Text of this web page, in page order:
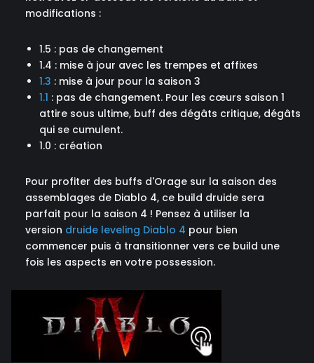
modifications :
1.5 : pas de changement
1.4 : mise à jour avec les trempes et affixes
1.3 : mise à jour pour la saison 3
1.1 : pas de changement. Pour les cœurs saison 1
attire sous ultime, buff des dégâts critique, dégâts
qui se cumulent.
1.0 : création
Pour profiter des buffs d'Orage sur la saison des
assemblages de Diablo 4, ce build druide sera
parfait pour la saison 4 ! Pensez à utiliser la
version druide leveling Diablo 4 pour bien
commencer puis à transitionner vers ce build une
fois les aspects en votre possession.